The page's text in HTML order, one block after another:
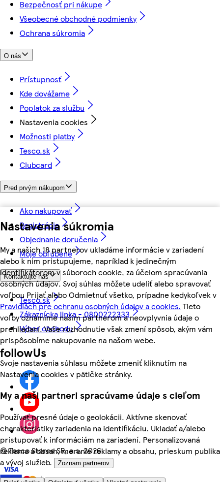
Nastavenia súkromia
My a našich 18 partnerov ukladáme informácie v zariadení
alebo k nim pristupujeme, napríklad k jedinečným
identifikátorom v súboroch cookie, za účelom spracúvania
osobných údajov. Svoj súhlas môžete udeliť alebo spravovať
voľbou Prijať alebo Odmietnuť všetko, prípadne kedykoľvek v
Pravidlách pre ochranu osobných údajov a cookies. Tieto
voľby oznámime našim partnerom a neovplyvnia údaje o
prehliadaní. Vaše rozhodnutie však zmení spôsob, akým vám
prispôsobíme nakupovanie na našom webe.
Svoje nastavenia súhlasu môžete zmeniť kliknutím na
Nastavenia cookies v pätičke stránky.
My a naši partneri spracúvame údaje s cieľom
Používať presné údaje o geolokácii. Aktívne skenovať
charakteristiky zariadenia na identifikáciu. Ukladať a/alebo
pristupovať k informáciám na zariadení. Personalizovaná
reklama a obsah, meranie reklamy a obsahu, prieskum publika
a vývoj služieb.
Zoznam partnerov
Bezpečnosť pri nákupe
Všeobecné obchodné podmienky
Ochrana súkromia
O nás
Prístupnosť
Kde dovážame
Poplatok za službu
Nastavenia cookies
Možnosti platby
Tesco.sk
Clubcard
Pred prvým nákupom
Ako nakupovať
Registrácia
Objednanie doručenia
Moje obľúbené
Kontaktujte nás
Tesco.sk
Zákaznícka linka - 0800222333
Výber obchodu
followUs
©Tesco Stores SR, a.s. 2026